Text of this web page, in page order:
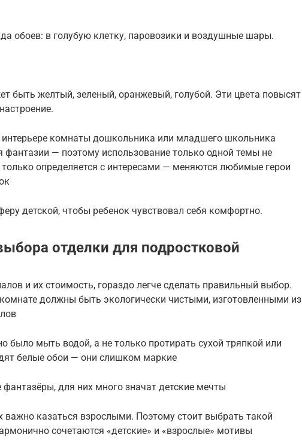
обоев: в голубую клетку, паровозики и воздушные шары.
быть желтый, зеленый, оранжевый, голубой. Эти цвета повысят
интерьере комнаты дошкольника или младшего школьника
— поэтому использование только одной темы не
определяется с интересами — меняются любимые герои
детской, чтобы ребенок чувствовал себя комфортно.
отделки для подростковой
и их стоимость, гораздо легче сделать правильный выбор.
должны быть экологически чистыми, изготовленными из
было мыть водой, а не только протирать сухой тряпкой или
белые обои — они слишком маркие
для них много значат детские мечты
важно казаться взрослыми. Поэтому стоит выбрать такой
сочетаются «детские» и «взрослые» мотивы